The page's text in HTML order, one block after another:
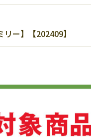
ー】【202409】